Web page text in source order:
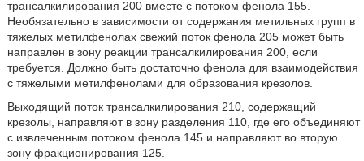
трансалкилирования 200 вместе с потоком фенола 155.
Необязательно в зависимости от содержания метильных групп в
тяжелых метилфенолах свежий поток фенола 205 может быть
направлен в зону реакции трансалкилирования 200, если
требуется. Должно быть достаточно фенола для взаимодействия
с тяжелыми метилфенолами для образования крезолов.
Выходящий поток трансалкилирования 210, содержащий
крезолы, направляют в зону разделения 110, где его объединяют
с извлеченным потоком фенола 145 и направляют во вторую
зону фракционирования 125.